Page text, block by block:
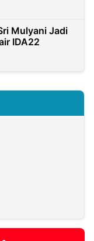
Mulyani Jadi
IDA22